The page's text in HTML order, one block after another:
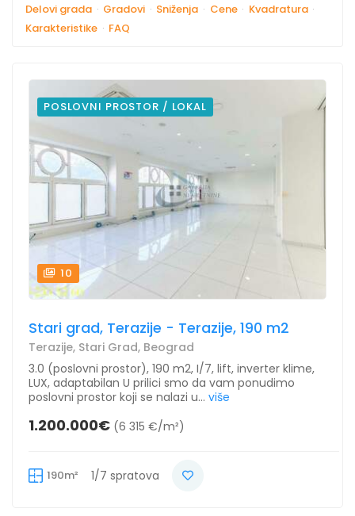
Delovi grada · Gradovi · Sniženja · Cene · Kvadratura ·
Karakteristike · FAQ
POSLOVNI PROSTOR / LOKAL
10
Stari grad, Terazije - Terazije, 190 m2
Terazije, Stari Grad, Beograd
3.0 (poslovni prostor), 190 m2, I/7, lift, inverter klime,
LUX, adaptabilan U prilici smo da vam ponudimo
poslovni prostor koji se nalazi u... više
1.200.000€ (6 315 €/m²)
190m² 1/7 spratova